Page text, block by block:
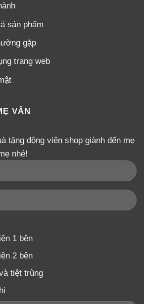
sản phẩm
gặp
trang web
VÂN
tặng động viên shop giành đến mẹ
nhé!
1 bên
2 bên
tiệt trùng